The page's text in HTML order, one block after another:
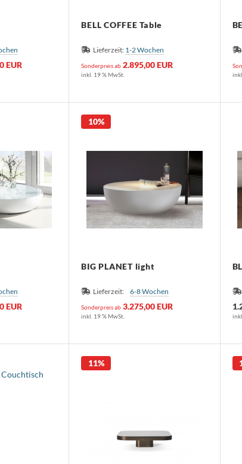
EUR
BELL COFFEE Table
Lieferzeit: 1-2 Wochen
Sonderpreis ab 2.895,00 EUR
inkl. 19 % MwSt.
EUR
BIG PLANET light
Lieferzeit: 6-8 Wochen
Sonderpreis ab 3.275,00 EUR
10%
inkl. 19 % MwSt.
11%